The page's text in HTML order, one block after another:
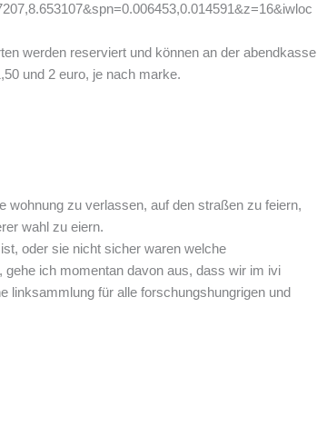
werden reserviert und können an der abendkasse
und 2 euro, je nach marke.
wohnung zu verlassen, auf den straßen zu feiern,
wahl zu eiern.
oder sie nicht sicher waren welche
gehe ich momentan davon aus, dass wir im ivi
linksammlung für alle forschungshungrigen und